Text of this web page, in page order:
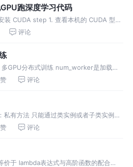
跑深度学习代码
装 CUDA step 1. 查看本机的 CUDA 型号
2. 查看本机是否安装了 CUDA 有
评论
GPU分布式训练 num_worker是加载数
总是遇到抢占别人资源的事情，所以把
评论
私有方法 只能通过类实例或者子类实例访
：私有方法 只有类实例能访问到，子类
评论
价于 lambda表达式与高阶函数的配合